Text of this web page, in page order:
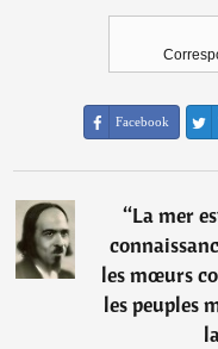
Facebook
“La mer
les mœurs
les peuples